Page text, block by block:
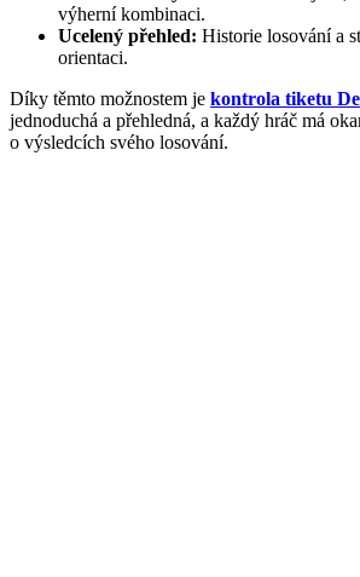
výherní kombinaci.
Ucelený přehled: Historie losování a
orientaci.
Díky těmto možnostem je kontrola tiketu
jednoduchá a přehledná, a každý hráč má
o výsledcích svého losování.